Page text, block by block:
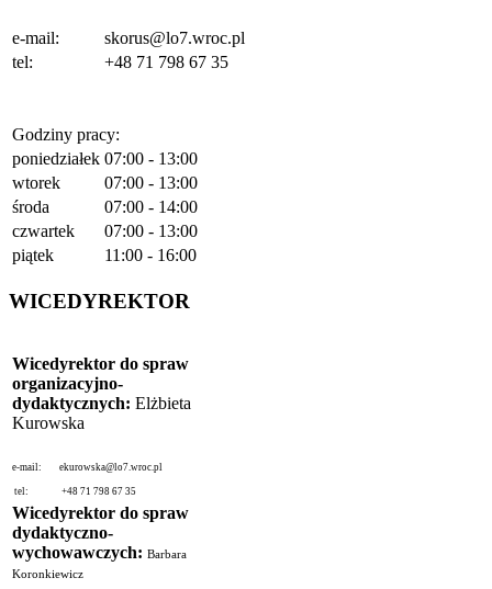
e-mail:
skorus@lo7.wroc.pl
tel:
+48 71 798 67 35
Godziny pracy:
poniedziałek 07:00 - 13:00
wtorek
07:00 - 13:00
środa
07:00 - 14:00
czwartek
07:00 - 13:00
piątek
11:00 - 16:00
WICEDYREKTOR
Wicedyrektor do spraw
organizacyjno-
dydaktycznych: Elżbieta
Kurowska
e-mail: ekurowska@lo7.wroc.pl
tel: +48 71 798 67 35
Wicedyrektor do spraw
dydaktyczno-
wychowawczych: Barbara
Koronkiewicz